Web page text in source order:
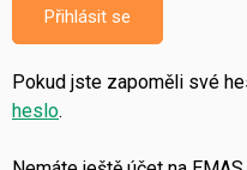
Přihlásit se
Pokud jste zapoměli své
heslo.